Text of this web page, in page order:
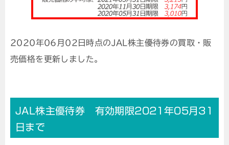
2020年06月02日時点のJAL株主優待券の買取・販
売価格を更新しました。
JAL株主優待券 有効期限2021年05月31
日まで